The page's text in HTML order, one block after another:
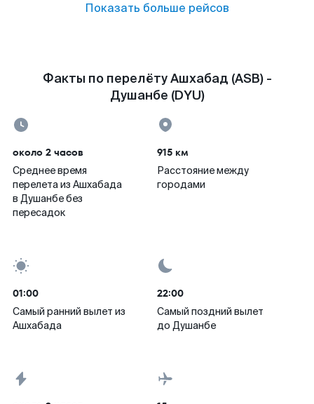
Показать больше рейсов
Факты по перелёту Ашхабад (ASB) -
Душанбе (DYU)
около 2 часов
Среднее время
перелета из Ашхабада
в Душанбе без
пересадок
915 км
Расстояние между
городами
01:00
Самый ранний вылет из
Ашхабада
22:00
Самый поздний вылет
до Душанбе